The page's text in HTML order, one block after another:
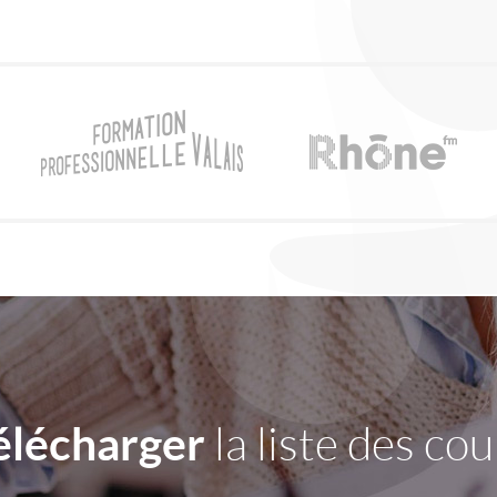
la liste des